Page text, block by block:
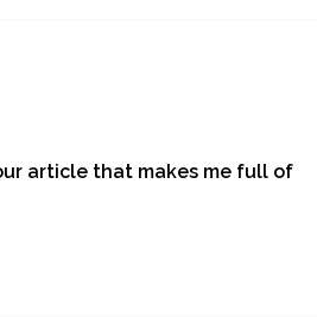
article that makes me full of